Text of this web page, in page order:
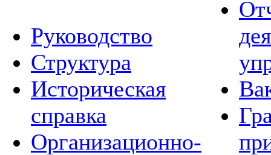
Руководство
Структура
Историческая
справка
Организационно-